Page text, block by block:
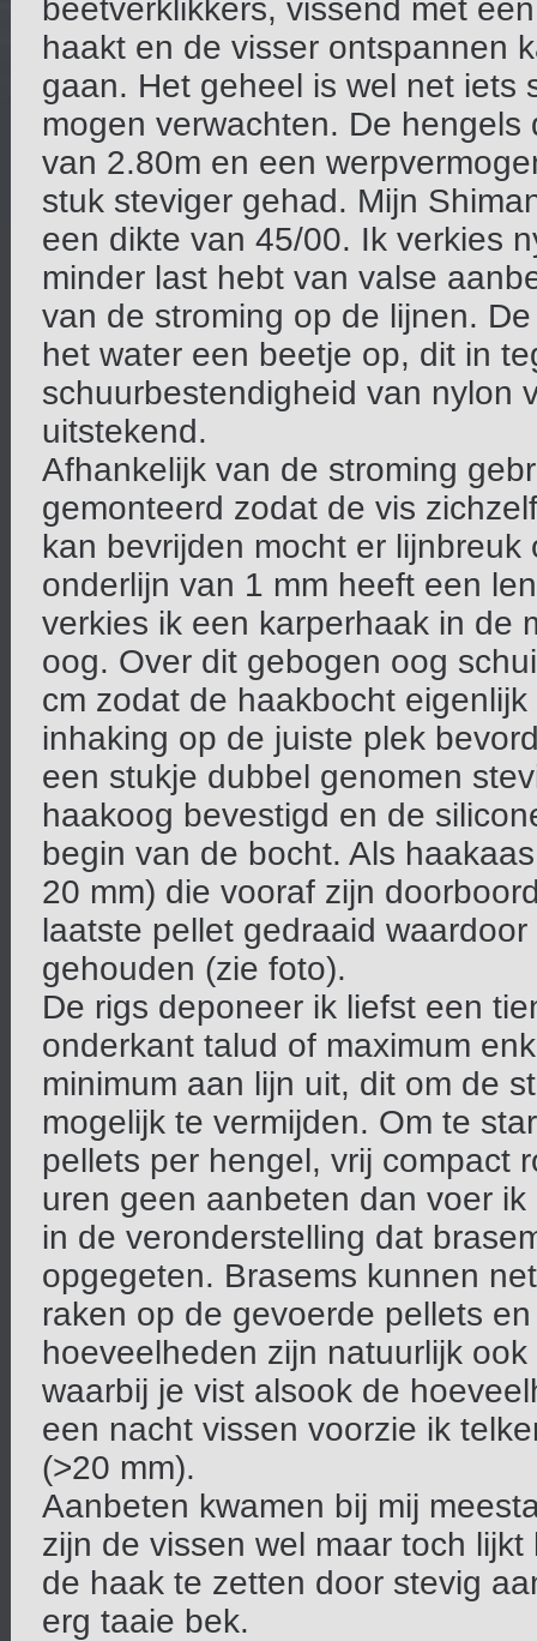
beetverklikkers, vissend met
haakt en de visser ontspannen
gaan. Het geheel is wel net iets
mogen verwachten. De
van 2.80m en een
stuk steviger gehad. Mijn
een dikte van 45/00. Ik verkies
minder last hebt van valse
van de stroming op de lijnen.
het water een beetje op, dit in
schuurbestendigheid van nylon
uitstekend.
Afhankelijk van de stroming
gemonteerd zodat de vis
kan bevrijden mocht er
onderlijn van 1 mm heeft een
verkies ik een karperhaak in de
oog. Over dit gebogen oog
cm zodat de haakbocht
inhaking op de juiste plek
een stukje dubbel genomen
haakoog bevestigd en de
begin van de bocht. Als
20 mm) die vooraf zijn
laatste pellet gedraaid
gehouden (zie foto).
De rigs deponeer ik liefst een
onderkant talud of maximum
minimum aan lijn uit, dit om de
mogelijk te vermijden. Om te
pellets per hengel, vrij compact
uren geen aanbeten dan voer
in de veronderstelling dat
opgegeten. Brasems kunnen
raken op de gevoerde pellets
hoeveelheden zijn natuurlijk
waarbij je vist alsook de
een nacht vissen voorzie ik
(>20 mm).
Aanbeten kwamen bij mij
zijn de vissen wel maar toch
de haak te zetten door stevig
erg taaie bek.